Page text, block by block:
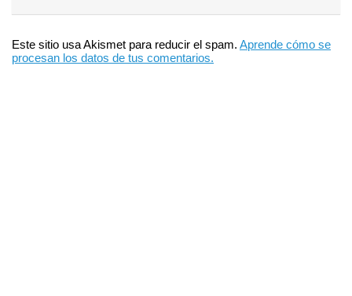
Este sitio usa Akismet para reducir el spam. Aprende cómo se
procesan los datos de tus comentarios.